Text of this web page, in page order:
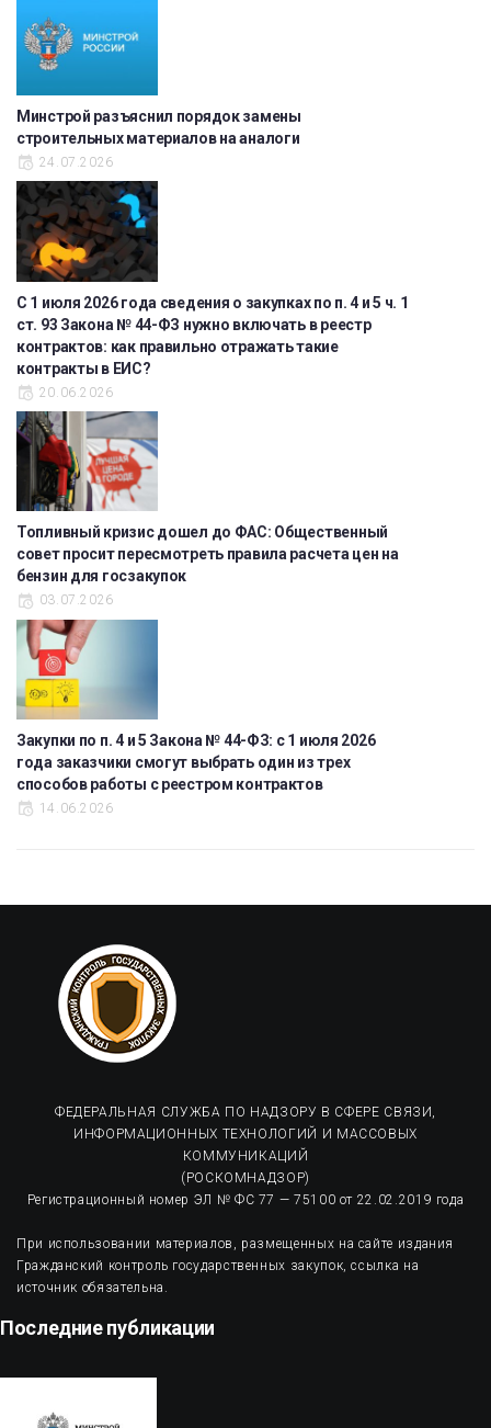
Минстрой разъяснил порядок замены
строительных материалов на аналоги
24.07.2026
С 1 июля 2026 года сведения о закупках по п. 4 и 5 ч. 1
ст. 93 Закона № 44-ФЗ нужно включать в реестр
контрактов: как правильно отражать такие
контракты в ЕИС?
20.06.2026
Топливный кризис дошел до ФАС: Общественный
совет просит пересмотреть правила расчета цен на
бензин для госзакупок
03.07.2026
Закупки по п. 4 и 5 Закона № 44-ФЗ: с 1 июля 2026
года заказчики смогут выбрать один из трех
способов работы с реестром контрактов
14.06.2026
ФЕДЕРАЛЬНАЯ СЛУЖБА ПО НАДЗОРУ В СФЕРЕ СВЯЗИ,
ИНФОРМАЦИОННЫХ ТЕХНОЛОГИЙ И МАССОВЫХ
КОММУНИКАЦИЙ
(РОСКОМНАДЗОР)
Регистрационный номер ЭЛ № ФС 77 — 75100 от 22.02.2019 года
При использовании материалов, размещенных на сайте издания
Гражданский контроль государственных закупок, ссылка на
источник обязательна.
Последние публикации